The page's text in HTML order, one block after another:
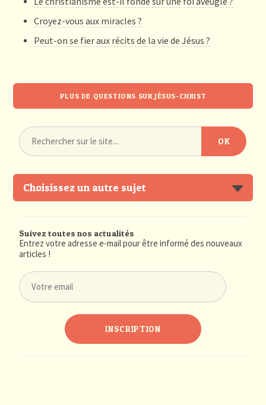
Croyez-vous aux miracles ?
Peut-on se fier aux récits de la vie de Jésus ?
PLUS DE QUESTIONS SUR JÉSUS-CHRIST
Choisissez un autre sujet
Suivez toutes nos actualités
Entrez votre adresse e-mail pour être informé des nouveaux
articles !